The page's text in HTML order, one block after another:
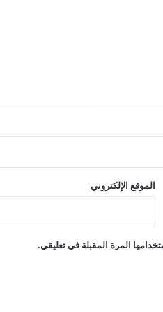
الموقع الإلكتروني
المرة المقبلة في تعليقي.